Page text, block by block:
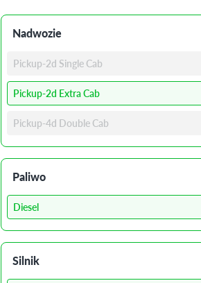
Nadwozie
Pickup-2d Single Cab
Pickup-2d Extra Cab
Pickup-4d Double Cab
Paliwo
Diesel
Silnik